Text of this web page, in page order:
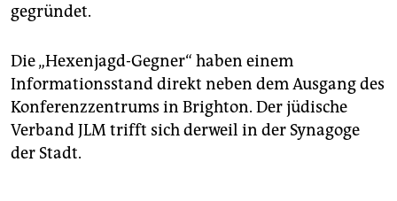
gegründet.
Die „Hexenjagd-Gegner“ haben einem
Informationsstand direkt neben dem Ausgang des
Konferenzzentrums in Brighton. Der jüdische
Verband JLM trifft sich derweil in der Synagoge
der Stadt.